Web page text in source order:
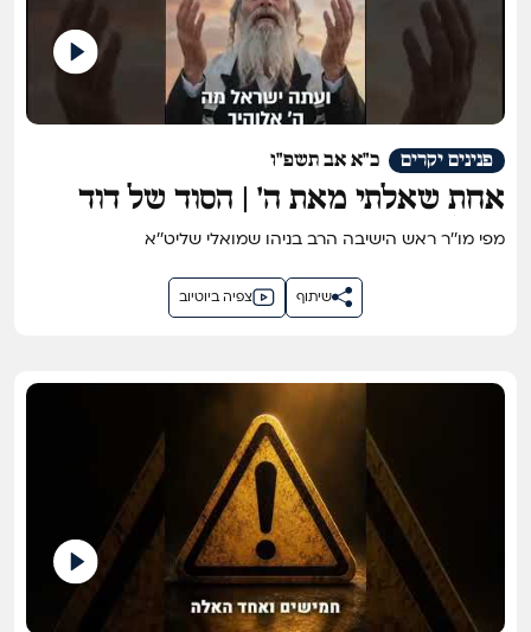
כ"א אב תשפ"ו פנינים יקרים
אחת שאלתי מאת ה' | הסוד של דוד
המלך
מפי מו''ר ראש הישיבה הרב בניהו שמואלי שליט''א
צפיה ביוטיוב שיתוף